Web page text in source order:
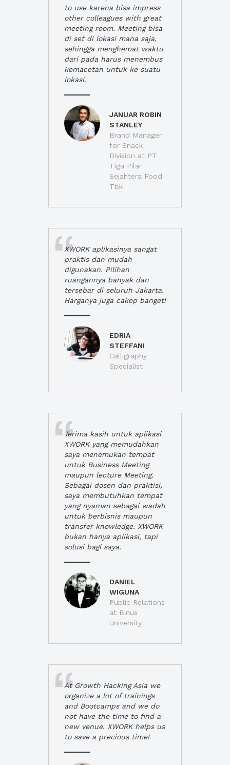
to use karena bisa impress
other colleagues with great
meeting room. Meeting bisa
di set di lokasi mana saja,
sehingga menghemat waktu
dari pada harus menembus
kemacetan untuk ke suatu
lokasi.
JANUAR ROBIN
STANLEY
Brand Manager
for Snack
Division at PT
Tiga Pilar
Sejahtera Food
Tbk
XWORK aplikasinya sangat
praktis dan mudah
digunakan. Pilihan
ruangannya banyak dan
tersebar di seluruh Jakarta.
Harganya juga cakep banget!
EDRIA
STEFFANI
Calligraphy
Specialist
Terima kasih untuk aplikasi
XWORK yang memudahkan
saya menemukan tempat
untuk Business Meeting
maupun lecture Meeting.
Sebagai dosen dan praktisi,
saya membutuhkan tempat
yang nyaman sebagai wadah
untuk berbisnis maupun
transfer knowledge. XWORK
bukan hanya aplikasi, tapi
solusi bagi saya.
DANIEL
WIGUNA
Public Relations
at Binus
University
At Growth Hacking Asia we
organize a lot of trainings
and Bootcamps and we do
not have the time to find a
new venue. XWORK helps us
to save a precious time!